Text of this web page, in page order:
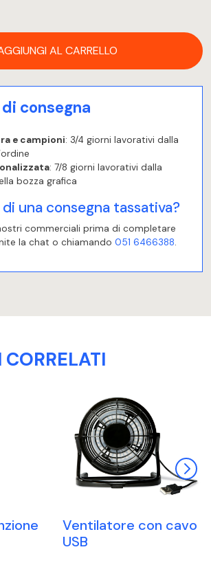
AL CARRELLO
consegna
e campioni: 3/4 giorni lavorativi dalla
: 7/8 giorni lavorativi dalla
bozza grafica
una consegna tassativa?
commerciali prima di completare
la chat o chiamando 051 6466388.
CORRELATI
Ventilatore con cavo
USB